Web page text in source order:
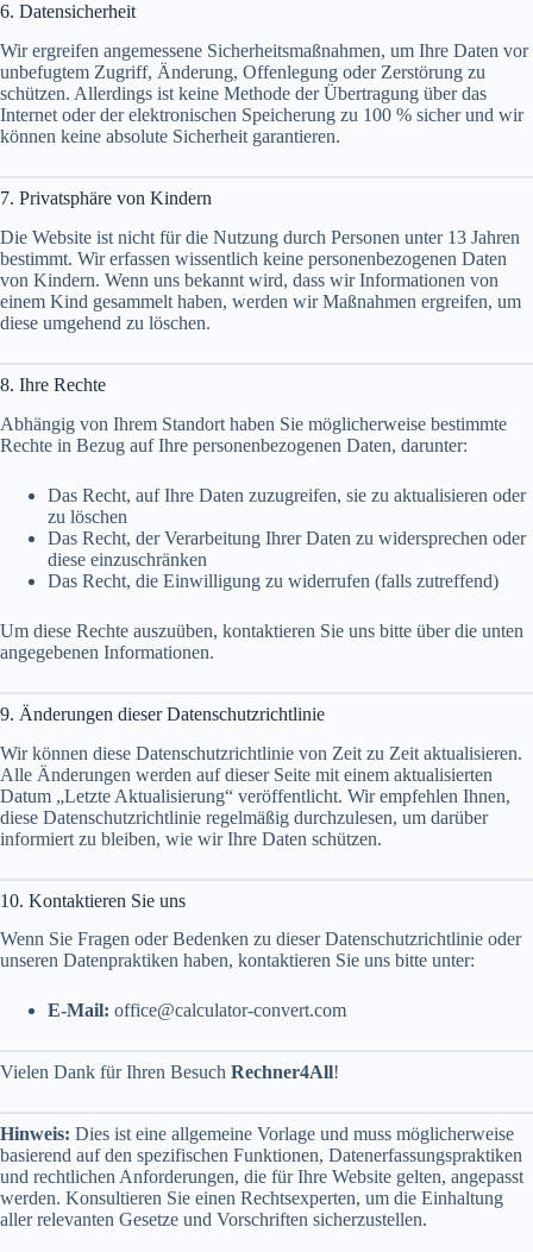
6. Datensicherheit
Wir ergreifen angemessene Sicherheitsmaßnahmen, um Ihre Daten vor
unbefugtem Zugriff, Änderung, Offenlegung oder Zerstörung zu
schützen. Allerdings ist keine Methode der Übertragung über das
Internet oder der elektronischen Speicherung zu 100 % sicher und wir
können keine absolute Sicherheit garantieren.
7. Privatsphäre von Kindern
Die Website ist nicht für die Nutzung durch Personen unter 13 Jahren
bestimmt. Wir erfassen wissentlich keine personenbezogenen Daten
von Kindern. Wenn uns bekannt wird, dass wir Informationen von
einem Kind gesammelt haben, werden wir Maßnahmen ergreifen, um
diese umgehend zu löschen.
8. Ihre Rechte
Abhängig von Ihrem Standort haben Sie möglicherweise bestimmte
Rechte in Bezug auf Ihre personenbezogenen Daten, darunter:
Das Recht, auf Ihre Daten zuzugreifen, sie zu aktualisieren oder
zu löschen
Das Recht, der Verarbeitung Ihrer Daten zu widersprechen oder
diese einzuschränken
Das Recht, die Einwilligung zu widerrufen (falls zutreffend)
Um diese Rechte auszuüben, kontaktieren Sie uns bitte über die unten
angegebenen Informationen.
9. Änderungen dieser Datenschutzrichtlinie
Wir können diese Datenschutzrichtlinie von Zeit zu Zeit aktualisieren.
Alle Änderungen werden auf dieser Seite mit einem aktualisierten
Datum „Letzte Aktualisierung“ veröffentlicht. Wir empfehlen Ihnen,
diese Datenschutzrichtlinie regelmäßig durchzulesen, um darüber
informiert zu bleiben, wie wir Ihre Daten schützen.
10. Kontaktieren Sie uns
Wenn Sie Fragen oder Bedenken zu dieser Datenschutzrichtlinie oder
unseren Datenpraktiken haben, kontaktieren Sie uns bitte unter:
E-Mail: office@calculator-convert.com
Vielen Dank für Ihren Besuch Rechner4All!
Hinweis: Dies ist eine allgemeine Vorlage und muss möglicherweise
basierend auf den spezifischen Funktionen, Datenerfassungspraktiken
und rechtlichen Anforderungen, die für Ihre Website gelten, angepasst
werden. Konsultieren Sie einen Rechtsexperten, um die Einhaltung
aller relevanten Gesetze und Vorschriften sicherzustellen.